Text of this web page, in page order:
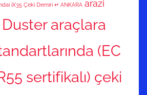
iX35 Çeki Demiri ↵ ANKARA arazi
araçlara
(EC
sertifikalı) çeki